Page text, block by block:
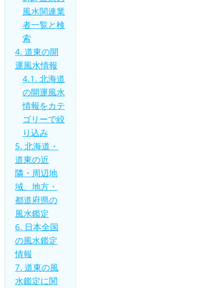
風水関連業
者一覧と検
索
4. 道東の開
運風水情報
4.1. 北海道
の開運風水
情報をカテ
ゴリーで絞
り込み
5. 北海道・
道東の近
隣・周辺地
域、地方・
都道府県の
風水鑑定
6. 日本全国
の風水鑑定
情報
7. 道東の風
水鑑定に関